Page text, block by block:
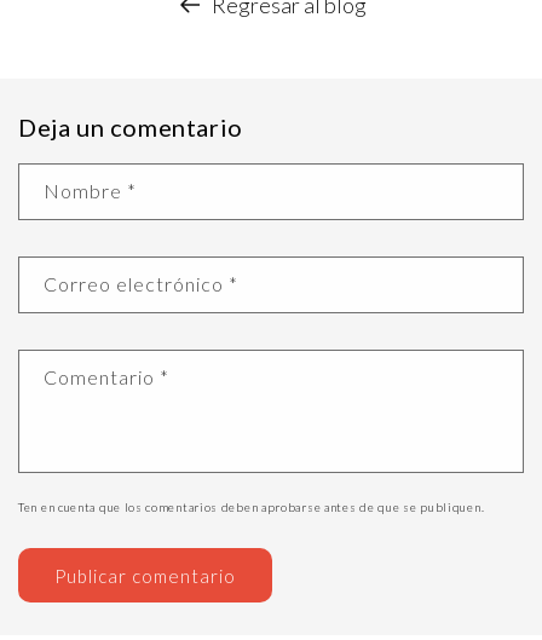
Regresar al blog
Deja un comentario
Nombre *
Correo electrónico *
Comentario *
Ten en cuenta que los comentarios deben aprobarse antes de que se publiquen.